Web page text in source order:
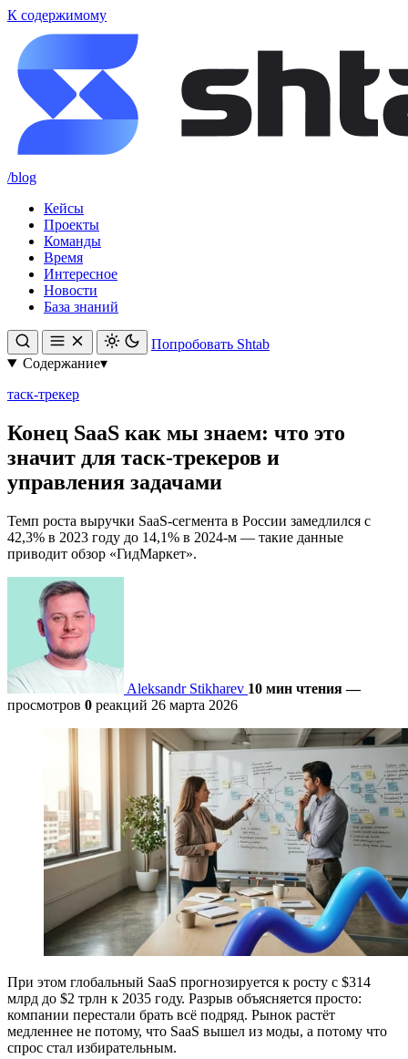
К содержимому
/blog
Кейсы
Проекты
Команды
Время
Интересное
Новости
База знаний
Попробовать Shtab
Содержание▾
таск-трекер
Конец SaaS как мы знаем: что это
значит для таск-трекеров и
управления задачами
Темп роста выручки SaaS-сегмента в России замедлился с
42,3% в 2023 году до 14,1% в 2024-м — такие данные
приводит обзор «ГидМаркет».
Aleksandr Stikharev 10 мин чтения —
просмотров 0 реакций 26 марта 2026
При этом глобальный SaaS прогнозируется к росту с $314
млрд до $2 трлн к 2035 году. Разрыв объясняется просто:
компании перестали брать всё подряд. Рынок растёт
медленнее не потому, что SaaS вышел из моды, а потому что
спрос стал избирательным.